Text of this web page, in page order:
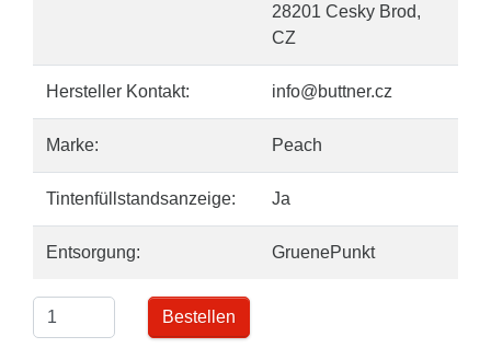
28201 Cesky Brod,
CZ
Hersteller Kontakt: info@buttner.cz
Marke: Peach
Tintenfüllstandsanzeige: Ja
Entsorgung: GruenePunkt
Bestellen